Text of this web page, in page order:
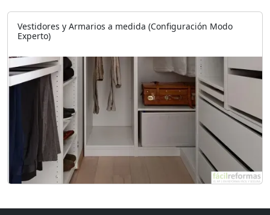
Vestidores y Armarios a medida (Configuración Modo
Experto)